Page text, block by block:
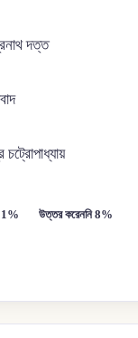
দত্ত
চট্রোপাধ্যায়
উত্তর করেননি 8%